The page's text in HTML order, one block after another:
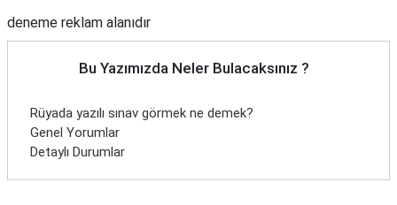
deneme reklam alanıdır
Bu Yazımızda Neler Bulacaksınız ?
Rüyada yazılı sınav görmek ne demek?
Genel Yorumlar
Detaylı Durumlar